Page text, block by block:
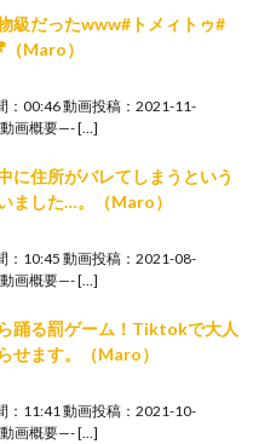
級だったwww#トメィトゥ#
Maro）
：00:46 動画投稿：2021-11-
画概要—- […]
に住所がバレてしまうという
ました…。（Maro）
：10:45 動画投稿：2021-08-
画概要—- […]
踊る罰ゲーム！Tiktokで大人
せます。（Maro）
：11:41 動画投稿：2021-10-
画概要—- […]